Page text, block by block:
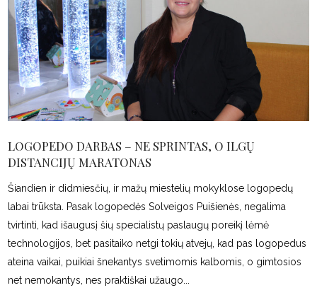
LOGOPEDO DARBAS – NE SPRINTAS, O ILGŲ
DISTANCIJŲ MARATONAS
Šiandien ir didmiesčių, ir mažų miestelių mokyklose logopedų
labai trūksta. Pasak logopedės Solveigos Puišienės, negalima
tvirtinti, kad išaugusį šių specialistų paslaugų poreikį lėmė
technologijos, bet pasitaiko netgi tokių atvejų, kad pas logopedus
ateina vaikai, puikiai šnekantys svetimomis kalbomis, o gimtosios
net nemokantys, nes praktiškai užaugo